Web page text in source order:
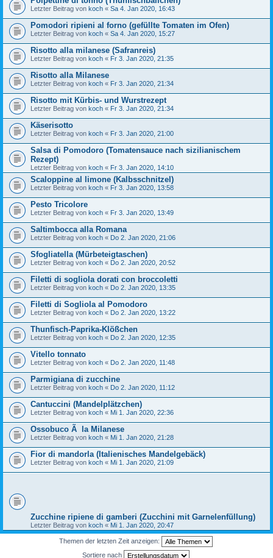
Letzter Beitrag von koch « Sa 4. Jan 2020, 16:43
Pomodori ripieni al forno (gefüllte Tomaten im Ofen)
Letzter Beitrag von koch « Sa 4. Jan 2020, 15:27
Risotto alla milanese (Safranreis)
Letzter Beitrag von koch « Fr 3. Jan 2020, 21:35
Risotto alla Milanese
Letzter Beitrag von koch « Fr 3. Jan 2020, 21:34
Risotto mit Kürbis- und Wurstrezept
Letzter Beitrag von koch « Fr 3. Jan 2020, 21:34
Käserisotto
Letzter Beitrag von koch « Fr 3. Jan 2020, 21:00
Salsa di Pomodoro (Tomatensauce nach sizilianischem
Rezept)
Letzter Beitrag von koch « Fr 3. Jan 2020, 14:10
Scaloppine al limone (Kalbsschnitzel)
Letzter Beitrag von koch « Fr 3. Jan 2020, 13:58
Pesto Tricolore
Letzter Beitrag von koch « Fr 3. Jan 2020, 13:49
Saltimbocca alla Romana
Letzter Beitrag von koch « Do 2. Jan 2020, 21:06
Sfogliatella (Mürbeteigtaschen)
Letzter Beitrag von koch « Do 2. Jan 2020, 20:52
Filetti di sogliola dorati con broccoletti
Letzter Beitrag von koch « Do 2. Jan 2020, 13:35
Filetti di Sogliola al Pomodoro
Letzter Beitrag von koch « Do 2. Jan 2020, 13:22
Thunfisch-Paprika-Klößchen
Letzter Beitrag von koch « Do 2. Jan 2020, 12:35
Vitello tonnato
Letzter Beitrag von koch « Do 2. Jan 2020, 11:48
Parmigiana di zucchine
Letzter Beitrag von koch « Do 2. Jan 2020, 11:12
Cantuccini (Mandelplätzchen)
Letzter Beitrag von koch « Mi 1. Jan 2020, 22:36
Ossobuco Ã la Milanese
Letzter Beitrag von koch « Mi 1. Jan 2020, 21:28
Fior di mandorla (Italienisches Mandelgebäck)
Letzter Beitrag von koch « Mi 1. Jan 2020, 21:09
Zucchine ripiene di gamberi (Zucchini mit Garnelenfüllung)
Letzter Beitrag von koch « Mi 1. Jan 2020, 20:47
Themen der letzten Zeit anzeigen:
Sortiere nach